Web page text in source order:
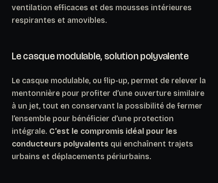
ventilation efficaces et des mousses intérieures
respirantes et amovibles.
Le casque modulable, solution polyvalente
Le casque modulable, ou flip-up, permet de relever la
mentonnière pour profiter d’une ouverture similaire
à un jet, tout en conservant la possibilité de fermer
l’ensemble pour bénéficier d’une protection
intégrale. C’est le compromis idéal pour les
conducteurs polyvalents qui enchaînent trajets
urbains et déplacements périurbains.